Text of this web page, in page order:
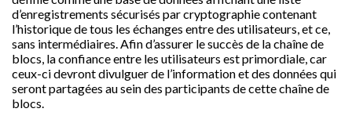
d’enregistrements sécurisés par cryptographie contenant
l’historique de tous les échanges entre des utilisateurs, et ce,
sans intermédiaires. Afin d’assurer le succès de la chaîne de
blocs, la confiance entre les utilisateurs est primordiale, car
ceux-ci devront divulguer de l’information et des données qui
seront partagées au sein des participants de cette chaîne de
blocs.